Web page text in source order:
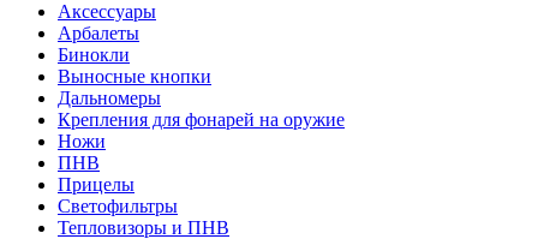
Аксессуары
Арбалеты
Бинокли
Выносные кнопки
Дальномеры
Крепления для фонарей на оружие
Ножи
ПНВ
Прицелы
Светофильтры
Тепловизоры и ПНВ